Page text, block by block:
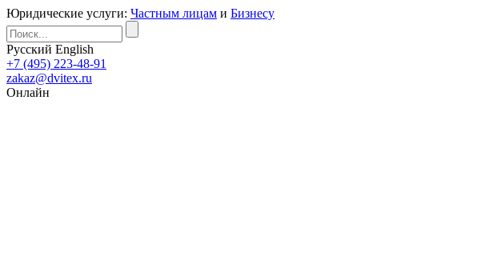
Юридические услуги: Частным лицам и Бизнесу
Русский English
+7 (495) 223-48-91
zakaz@dvitex.ru
Онлайн